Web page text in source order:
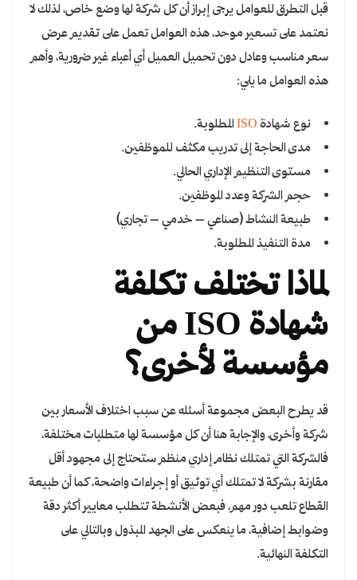
قبل التطرق للعوامل يرجى إبراز أن كل شركة لها وضع خاص، لذلك لا
نعتمد على تسعير موحد، هذه العوامل تعمل على تقديم عرض
سعر مناسب وعادل دون تحميل العميل أي أعباء غير ضرورية، وأهم
هذه العوامل ما يلي:
نوع شهادة ISOالمطلوبة.
مدى الحاجة إلى تدريب مكثف للموظفين.
مستوى التنظيم الإداري الحالي.
حجم الشركة وعدد الموظفين.
طبيعة النشاط (صناعي – خدمي – تجاري)
مدة التنفيذ المطلوبة.
لماذا تختلف تكلفة
شهادة ISO من
مؤسسة لأخرى؟
قد يطرح البعض مجموعة أسئله عن سبب اختلاف الأسعار بين
شركة وأخرى، والإجابة هنا أن كل مؤسسة لها متطلبات مختلفة،
فالشركة التي تمتلك نظام إداري منظم ستحتاج إلى مجهود أقل
مقارنة بشركة لا تمتلك أي توثيق أو إجراءات واضحة، كما أن طبيعة
القطاع تلعب دور مهم، فبعض الأنشطة تتطلب معايير أكثر دقة
وضوابط إضافية، ما ينعكس على الجهد المبذول وبالتالي على
التكلفة النهائية.